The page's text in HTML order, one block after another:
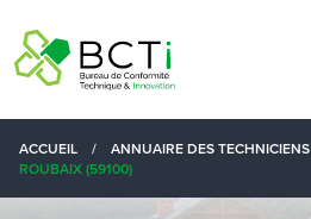
ACCUEIL / ANNUAIRE DES TECHNICIENS
ROUBAIX (59100)